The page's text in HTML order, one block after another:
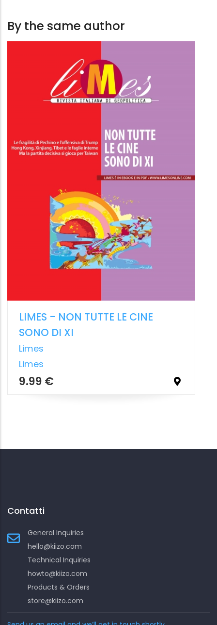
By the same author
Contatti
General Inquiries
hello@kiizo.com
Technical Inquiries
howto@kiizo.com
Products & Orders
store@kiizo.com